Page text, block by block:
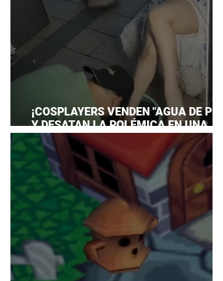
¡COSPLAYERS VENDEN "AGUA DE
Y DESATAN LA POLÉMICA EN UNA
CONVENCIÓN DE ANIME!